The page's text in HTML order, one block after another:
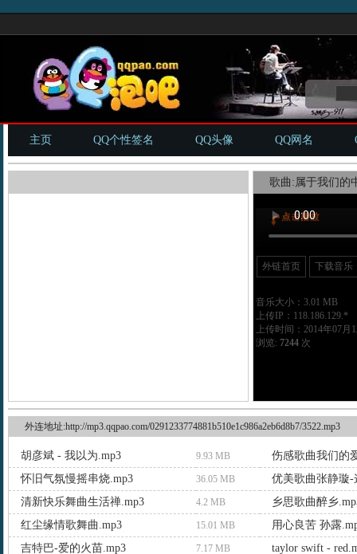
主页 QQ个性签名 QQ头像 QQ网名
歌曲:属于我们的
外链首页 下载音乐
音乐大小：3.01 MB
上传IP：118.186.129.*
上传时间：2014年07月
浏览: 7244次
外连地址:http://mp3.qqpao.com/0291233774881b510e1c986a2eb6d8b7/3522.mp3
胡彦斌 - 我以为.mp3 9.93 MB
伤感歌曲我们的
怀旧气氛慢摇串烧.mp3
36.05 MB
优美歌曲张静璇-
清新快乐舞曲生活禅.mp3
4.2 MB
乡思歌曲醉乡
红尘缘情歌舞曲.mp3
15.01 MB
用心良苦 孙露
吉特巴-爱的火苗.mp3
7.17 MB
taylor swift -